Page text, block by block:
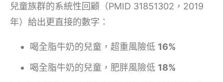
兒童族群的系統性回顧（PMID 31851302，2019
年）給出更直接的數字：
喝全脂牛奶的兒童，超重風險低 16%
喝全脂牛奶的兒童，肥胖風險低 18%